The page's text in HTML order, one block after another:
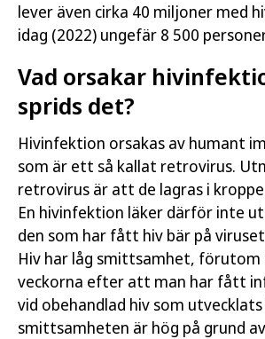
lever även cirka 40 miljoner med
idag (2022) ungefär 8 500
Vad orsakar
sprids det?
Hivinfektion orsakas av humant
som är ett så kallat retrovirus.
retrovirus är att de lagras i
En hivinfektion läker därför inte
den som har fått hiv bär på
Hiv har låg smittsamhet,
veckorna efter att man har fått
vid obehandlad hiv som
smittsamheten är hög på grund